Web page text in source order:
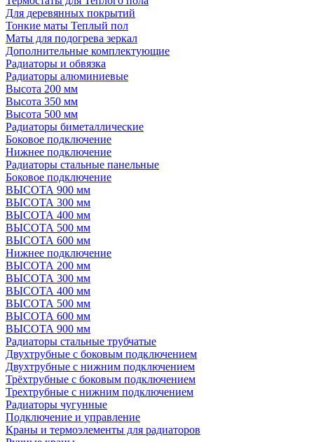
Для деревянных покрытий
Тонкие маты Теплый пол
Маты для подогрева зеркал
Дополнительные комплектующие
Радиаторы и обвязка
Радиаторы алюминиевые
Высота 200 мм
Высота 350 мм
Высота 500 мм
Радиаторы биметаллические
Боковое подключение
Нижнее подключение
Радиаторы стальные панельные
Боковое подключение
ВЫСОТА 900 мм
ВЫСОТА 300 мм
ВЫСОТА 400 мм
ВЫСОТА 500 мм
ВЫСОТА 600 мм
Нижнее подключение
ВЫСОТА 200 мм
ВЫСОТА 300 мм
ВЫСОТА 400 мм
ВЫСОТА 500 мм
ВЫСОТА 600 мм
ВЫСОТА 900 мм
Радиаторы стальные трубчатые
Двухтрубные с боковым подключением
Двухтрубные с нижним подключением
Трёхтрубные с боковым подключением
Трехтрубные с нижним подключением
Радиаторы чугунные
Подключение и управление
Краны и термоэлементы для радиаторов